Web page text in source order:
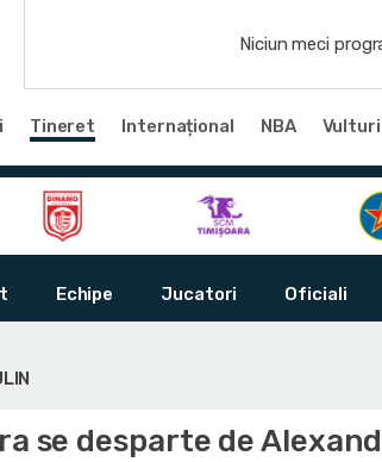
Niciun meci
Tineret Internațional NBA
Echipe Jucatori Oficiali
se desparte de